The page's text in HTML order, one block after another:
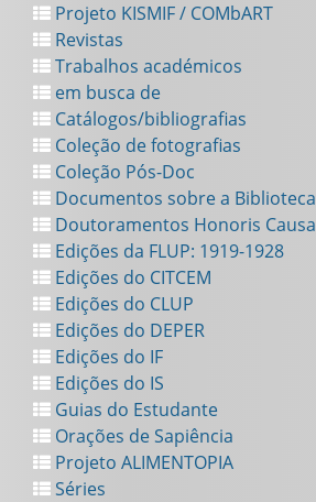
Projeto KISMIF / COMbART
Revistas
Trabalhos académicos
em busca de
Catálogos/bibliografias
Coleção de fotografias
Coleção Pós-Doc
Documentos sobre a Biblioteca
Doutoramentos Honoris Causa
Edições da FLUP: 1919-1928
Edições do CITCEM
Edições do CLUP
Edições do DEPER
Edições do IF
Edições do IS
Guias do Estudante
Orações de Sapiência
Projeto ALIMENTOPIA
Séries